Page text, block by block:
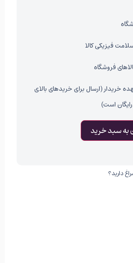
فیزیکی کالا
فروشگاه
خریدار (ارسال برای خریدهای بالای
به سبد خرید
دارید؟